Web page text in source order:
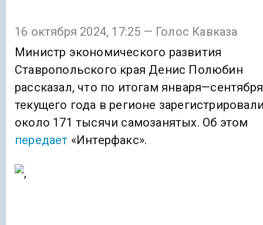
16 октября 2024, 17:25 — Голос Кавказа
Министр экономического развития
Ставропольского края Денис Полюбин
рассказал, что по итогам января—сентября
текущего года в регионе
около 171 тысячи самозанятых. Об этом
передает «Интерфакс».